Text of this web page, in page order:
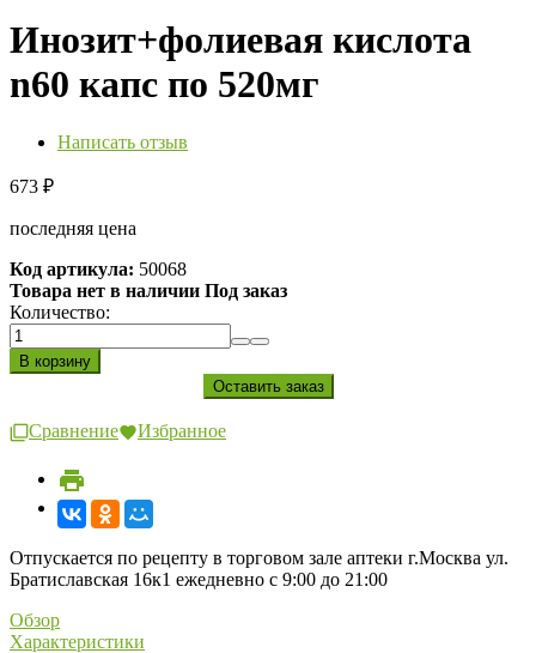
Инозит+фолиевая кислота
n60 капс по 520мг
Написать отзыв
673 ₽
последняя цена
Код артикула: 50068
Товара нет в наличии Под заказ
Количество:
Сравнение Избранное
Отпускается по рецепту в торговом зале аптеки г.Москва ул.
Братиславская 16к1 ежедневно с 9:00 до 21:00
Обзор
Характеристики